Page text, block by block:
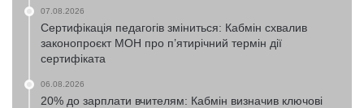
07.08.2026
Сертифікація педагогів зміниться: Кабмін схвалив
законопроєкт МОН про п’ятирічний термін дії
сертифіката
06.08.2026
20% до зарплати вчителям: Кабмін визначив ключові